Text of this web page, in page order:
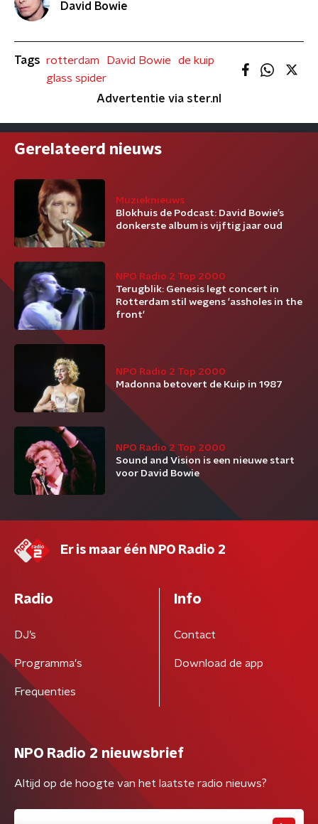
David Bowie
Tags rotterdam David Bowie
de kuip
glass spider
Advertentie via ster.nl
Gerelateerd nieuws
Muzieknieuws
Blokhuis de Podcast: David Bowie’s
donkerste album is vijftig jaar oud
NPO Radio 2 Top 2000
Terugblik: Genesis legt concert in
Rotterdam stil wegens 'assholes in the
front'
NPO Radio 2 Top 2000
Madonna betovert de Kuip in 1987
NPO Radio 2 Top 2000
Sound and Vision is een nieuwe start
voor David Bowie
Er is maar één NPO Radio 2
Radio
DJ’s
Programma's
Frequenties
Info
Contact
Download de app
NPO Radio 2 nieuwsbrief
Altijd op de hoogte van het laatste radio nieuws?